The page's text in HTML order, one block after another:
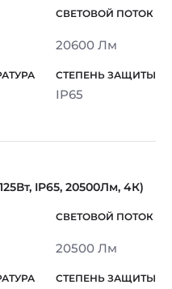
20600 Лм
IP65
IP65, 20500Лм, 4К)
20500 Лм